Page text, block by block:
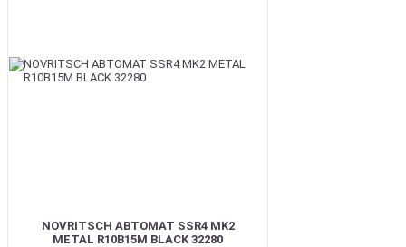
NOVRITSCH АВТОМАТ SSR4 MK2
METAL R10B15M BLACK 32280